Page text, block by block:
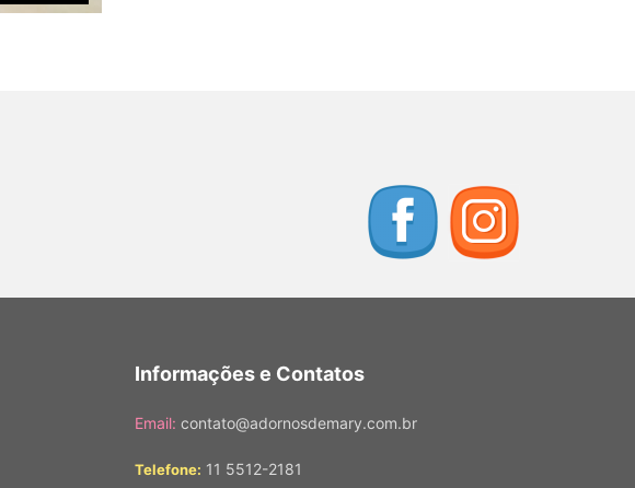
Informações e Contatos
Email: contato@adornosdemary.com.br
Telefone: 11 5512-2181